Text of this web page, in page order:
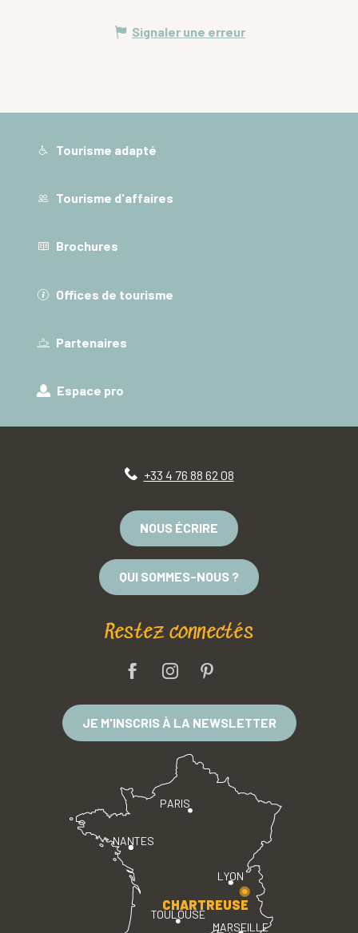
Signaler une erreur
Tourisme adapté
Tourisme d'affaires
Brochures
Offices de tourisme
Partenaires
Espace pro
+33 4 76 88 62 08
NOUS ÉCRIRE
QUI SOMMES-NOUS ?
Restez connectés
JE M'INSCRIS À LA NEWSLETTER
PARIS
LYON
TOULOUSE
MARSEILLE
NANTES
CHARTREUSE